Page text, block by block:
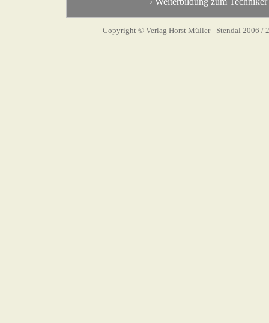
Copyright © Verlag Horst Müller - Stendal 2006 /